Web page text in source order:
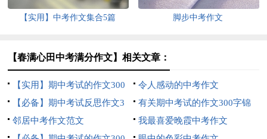
【实用】中考作文集合5篇 脚步中考作文
【春满心田中考满分作文】相关文章：
【实用】期中考试的作文300
字集合五篇
令人感动的中考作文
【必备】期中考试反思作文3
篇
有关期中考试的作文300字锦
集七篇
邻居中考作文范文
我最喜爱晚霞中考作文